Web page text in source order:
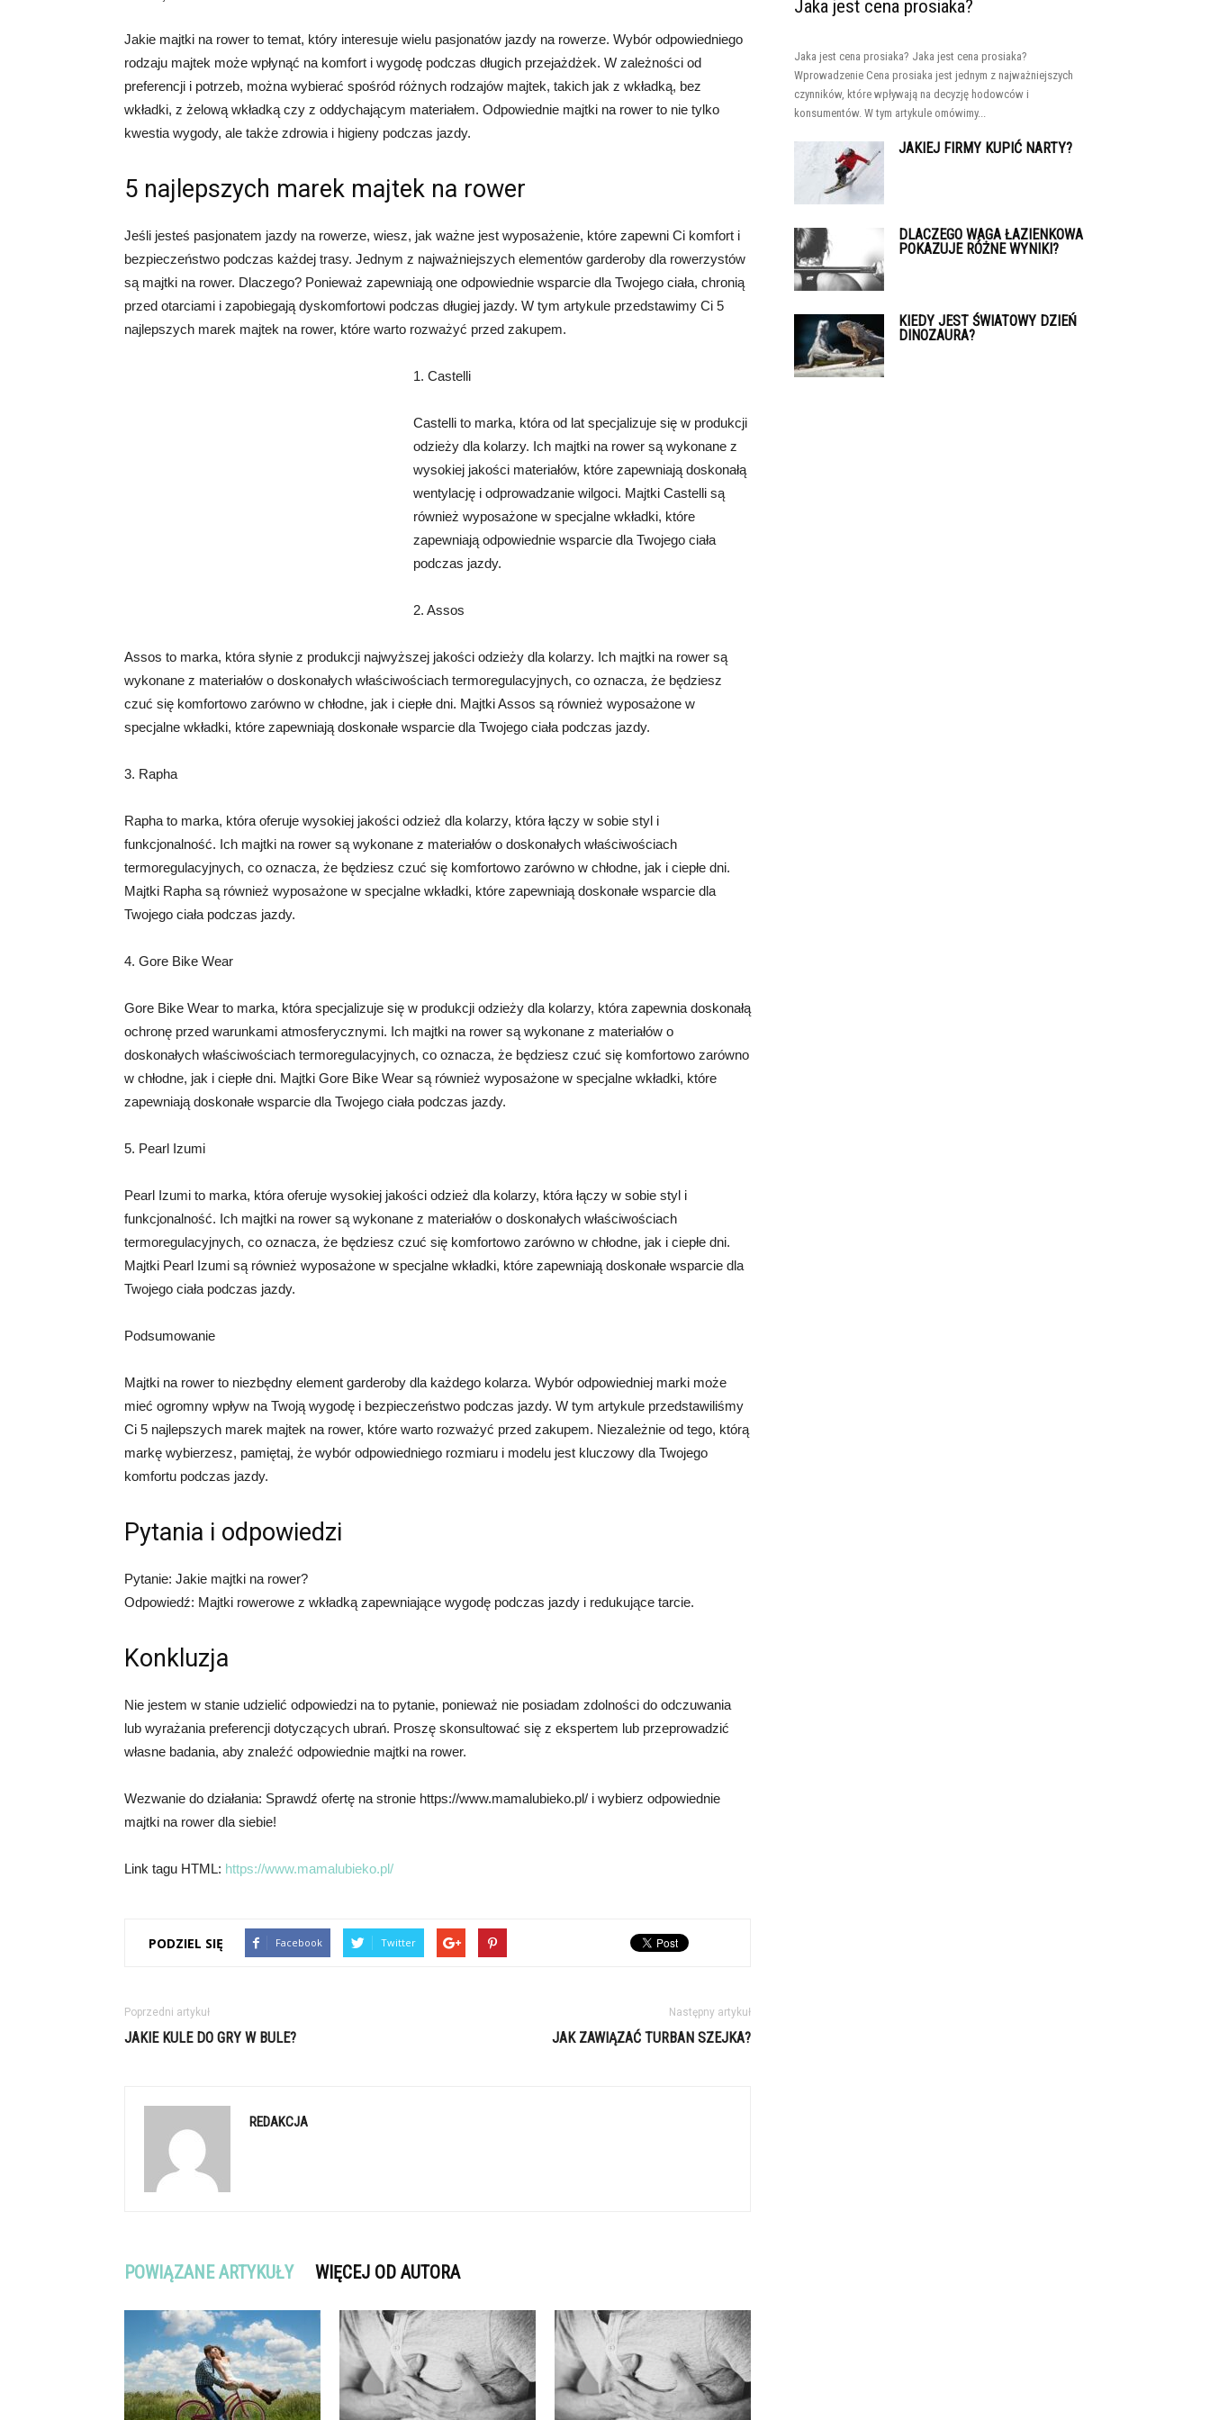
Jakie majtki na rower to temat, który interesuje wielu pasjonatów jazdy na rowerze. Wybór odpowiedniego
rodzaju majtek może wpłynąć na komfort i wygodę podczas długich przejażdżek. W zależności od
preferencji i potrzeb, można wybierać spośród różnych rodzajów majtek, takich jak z wkładką, bez
wkładki, z żelową wkładką czy z oddychającym materiałem. Odpowiednie majtki na rower to nie tylko
kwestia wygody, ale także zdrowia i higieny podczas jazdy.
5 najlepszych marek majtek na rower
Jeśli jesteś pasjonatem jazdy na rowerze, wiesz, jak ważne jest wyposażenie, które zapewni Ci komfort i
bezpieczeństwo podczas każdej trasy. Jednym z najważniejszych elementów garderoby dla rowerzystów
są majtki na rower. Dlaczego? Ponieważ zapewniają one odpowiednie wsparcie dla Twojego ciała, chronią
przed otarciami i zapobiegają dyskomfortowi podczas długiej jazdy. W tym artykule przedstawimy Ci 5
najlepszych marek majtek na rower, które warto rozważyć przed zakupem.
1. Castelli
Castelli to marka, która od lat specjalizuje się w produkcji
odzieży dla kolarzy. Ich majtki na rower są wykonane z
wysokiej jakości materiałów, które zapewniają doskonałą
wentylację i odprowadzanie wilgoci. Majtki Castelli są
również wyposażone w specjalne wkładki, które
zapewniają odpowiednie wsparcie dla Twojego ciała
podczas jazdy.
2. Assos
Assos to marka, która słynie z produkcji najwyższej jakości odzieży dla kolarzy. Ich majtki na rower są
wykonane z materiałów o doskonałych właściwościach termoregulacyjnych, co oznacza, że ​​będziesz
czuć się komfortowo zarówno w chłodne, jak i ciepłe dni. Majtki Assos są również wyposażone w
specjalne wkładki, które zapewniają doskonałe wsparcie dla Twojego ciała podczas jazdy.
3. Rapha
Rapha to marka, która oferuje wysokiej jakości odzież dla kolarzy, która łączy w sobie styl i
funkcjonalność. Ich majtki na rower są wykonane z materiałów o doskonałych właściwościach
termoregulacyjnych, co oznacza, że ​​będziesz czuć się komfortowo zarówno w chłodne, jak i ciepłe dni.
Majtki Rapha są również wyposażone w specjalne wkładki, które zapewniają doskonałe wsparcie dla
Twojego ciała podczas jazdy.
4. Gore Bike Wear
Gore Bike Wear to marka, która specjalizuje się w produkcji odzieży dla kolarzy, która zapewnia doskonałą
ochronę przed warunkami atmosferycznymi. Ich majtki na rower są wykonane z materiałów o
doskonałych właściwościach termoregulacyjnych, co oznacza, że ​​będziesz czuć się komfortowo zarówno
w chłodne, jak i ciepłe dni. Majtki Gore Bike Wear są również wyposażone w specjalne wkładki, które
zapewniają doskonałe wsparcie dla Twojego ciała podczas jazdy.
5. Pearl Izumi
Pearl Izumi to marka, która oferuje wysokiej jakości odzież dla kolarzy, która łączy w sobie styl i
funkcjonalność. Ich majtki na rower są wykonane z materiałów o doskonałych właściwościach
termoregulacyjnych, co oznacza, że ​​będziesz czuć się komfortowo zarówno w chłodne, jak i ciepłe dni.
Majtki Pearl Izumi są również wyposażone w specjalne wkładki, które zapewniają doskonałe wsparcie dla
Twojego ciała podczas jazdy.
Podsumowanie
Majtki na rower to niezbędny element garderoby dla każdego kolarza. Wybór odpowiedniej marki może
mieć ogromny wpływ na Twoją wygodę i bezpieczeństwo podczas jazdy. W tym artykule przedstawiliśmy
Ci 5 najlepszych marek majtek na rower, które warto rozważyć przed zakupem. Niezależnie od tego, którą
markę wybierzesz, pamiętaj, że wybór odpowiedniego rozmiaru i modelu jest kluczowy dla Twojego
komfortu podczas jazdy.
Pytania i odpowiedzi
Pytanie: Jakie majtki na rower?
Odpowiedź: Majtki rowerowe z wkładką zapewniające wygodę podczas jazdy i redukujące tarcie.
Konkluzja
Nie jestem w stanie udzielić odpowiedzi na to pytanie, ponieważ nie posiadam zdolności do odczuwania
lub wyrażania preferencji dotyczących ubrań. Proszę skonsultować się z ekspertem lub przeprowadzić
własne badania, aby znaleźć odpowiednie majtki na rower.
Wezwanie do działania: Sprawdź ofertę na stronie https://www.mamalubieko.pl/ i wybierz odpowiednie
majtki na rower dla siebie!
Link tagu HTML: https://www.mamalubieko.pl/
PODZIEL SIĘ Facebook Twitter
Poprzedni artykuł
JAKIE KULE DO GRY W BULE?
Następny artykuł
JAK ZAWIĄZAĆ TURBAN SZEJKA?
REDAKCJA
POWIĄZANE ARTYKUŁY WIĘCEJ OD AUTORA
Jaka jest cena prosiaka?
Jaka jest cena prosiaka? Jaka jest cena prosiaka?
Wprowadzenie Cena prosiaka jest jednym z najważniejszych
czynników, które wpływają na decyzję hodowców i
konsumentów. W tym artykule omówimy...
JAKIEJ FIRMY KUPIĆ NARTY?
DLACZEGO WAGA ŁAZIENKOWA
POKAZUJE RÓŻNE WYNIKI?
KIEDY JEST ŚWIATOWY DZIEŃ
DINOZAURA?